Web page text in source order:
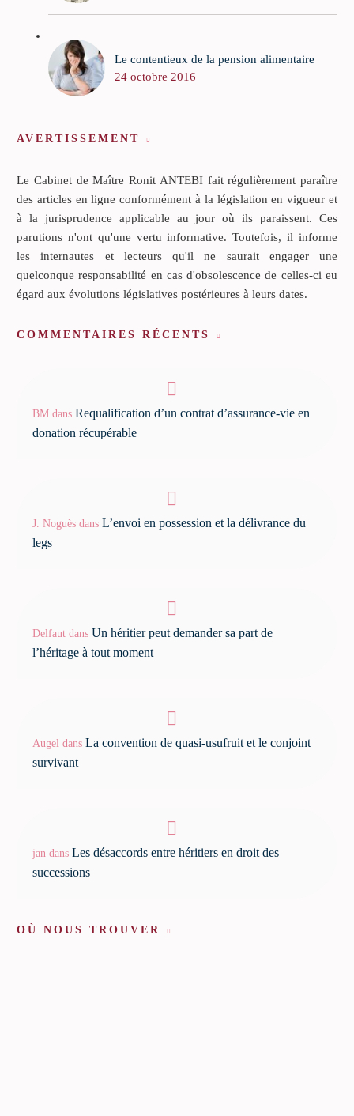
Le contentieux de la pension alimentaire
24 octobre 2016
AVERTISSEMENT
Le Cabinet de Maître Ronit ANTEBI fait régulièrement paraître
des articles en ligne conformément à la législation en vigueur et
à la jurisprudence applicable au jour où ils paraissent. Ces
parutions n'ont qu'une vertu informative. Toutefois, il informe
les internautes et lecteurs qu'il ne saurait engager une
quelconque responsabilité en cas d'obsolescence de celles-ci eu
égard aux évolutions législatives postérieures à leurs dates.
COMMENTAIRES RÉCENTS
BM dans Requalification d’un contrat d’assurance-vie en
donation récupérable
J. Noguès dans L’envoi en possession et la délivrance du
legs
Delfaut dans Un héritier peut demander sa part de
l’héritage à tout moment
Augel dans La convention de quasi-usufruit et le conjoint
survivant
jan dans Les désaccords entre héritiers en droit des
successions
OÙ NOUS TROUVER